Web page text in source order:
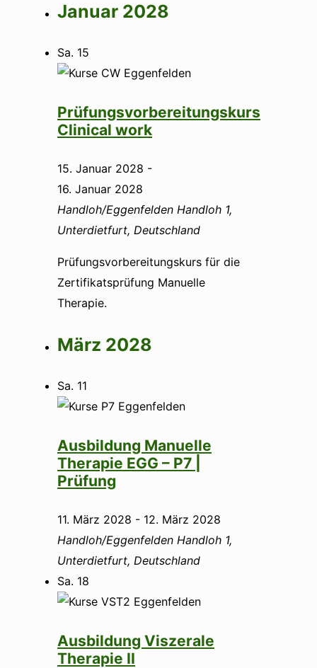
Januar 2028
Sa. 15
Prüfungsvorbereitungskurs
Clinical work
15. Januar 2028 -
16. Januar 2028
Handloh/Eggenfelden Handloh 1,
Unterdietfurt, Deutschland
Prüfungsvorbereitungskurs für die
Zertifikatsprüfung Manuelle
Therapie.
März 2028
Sa. 11
Ausbildung Manuelle
Therapie EGG – P7 |
Prüfung
11. März 2028 - 12. März 2028
Handloh/Eggenfelden Handloh 1,
Unterdietfurt, Deutschland
Sa. 18
Ausbildung Viszerale
Therapie II